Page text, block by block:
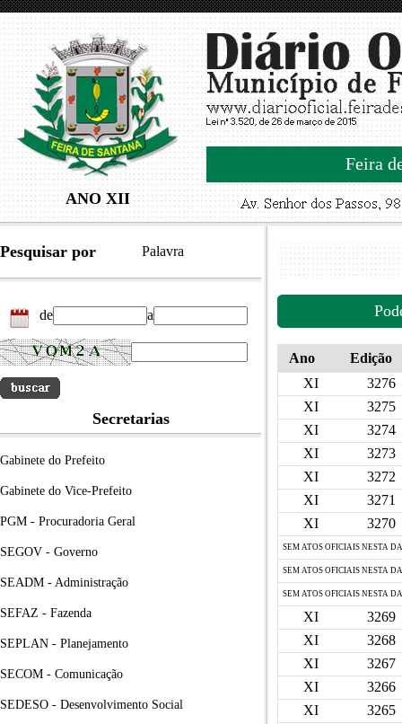
ANO XII
Feira
Pesquisar por Palavra
de a
Secretarias
Gabinete do Prefeito
Gabinete do Vice-Prefeito
PGM - Procuradoria Geral
SEGOV - Governo
SEADM - Administração
SEFAZ - Fazenda
SEPLAN - Planejamento
SECOM - Comunicação
SEDESO - Desenvolvimento Social
Ano
Edição
XI
3276
XI
3275
XI
3274
XI
3273
XI
3272
XI
3271
XI
3270
SEM ATOS OFICIAIS NESTA
SEM ATOS OFICIAIS NESTA
SEM ATOS OFICIAIS NESTA
XI
3269
XI
3268
XI
3267
XI
3266
XI
3265